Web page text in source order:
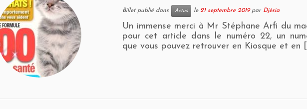
Billet publié dans Actus le 21 septembre 2019 par Djésia
Un immense merci à Mr Stéphane Arfi du
pour cet article dans le numéro 22, un
que vous pouvez retrouver en Kiosque et en